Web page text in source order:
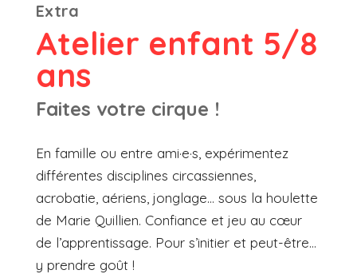
Extra
Atelier enfant 5/8
ans
Faites votre cirque !
En famille ou entre ami·e·s, expérimentez
différentes disciplines circassiennes,
acrobatie, aériens, jonglage… sous la houlette
de Marie Quillien. Confiance et jeu au cœur
de l’apprentissage. Pour s’initier et peut-être…
y prendre goût !